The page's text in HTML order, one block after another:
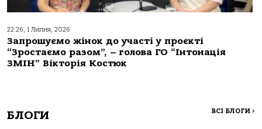
22:26, 1 Липня, 2026
Запрошуємо жінок до участі у проєкті
“Зростаємо разом”, – голова ГО “Інтонація
ЗМІН” Вікторія Костюк
БЛОГИ ВСІ БЛОГИ >